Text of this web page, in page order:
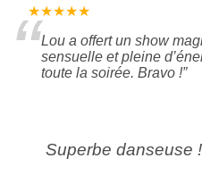
★★★★★
“Lou a offert un show
sensuelle et pleine
toute la soirée. Bravo !”
Superbe danseuse !